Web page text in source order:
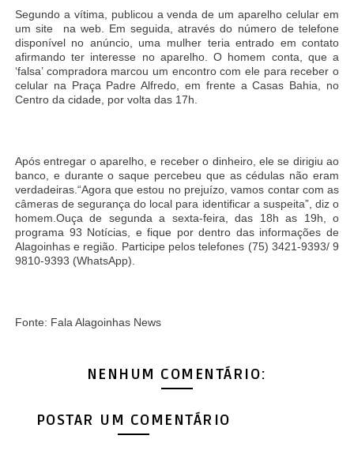
Segundo a vítima, publicou a venda de um aparelho celular em
um site na web. Em seguida, através do número de telefone
disponível no anúncio, uma mulher teria entrado em contato
afirmando ter interesse no aparelho. O homem conta, que a
‘falsa’ compradora marcou um encontro com ele para receber o
celular na Praça Padre Alfredo, em frente a Casas Bahia, no
Centro da cidade, por volta das 17h.
Após entregar o aparelho, e receber o dinheiro, ele se dirigiu ao
banco, e durante o saque percebeu que as cédulas não eram
verdadeiras.“Agora que estou no prejuízo, vamos contar com as
câmeras de segurança do local para identificar a suspeita”, diz o
homem.Ouça de segunda a sexta-feira, das 18h as 19h, o
programa 93 Notícias, e fique por dentro das informações de
Alagoinhas e região. Participe pelos telefones (75) 3421-9393/ 9
9810-9393 (WhatsApp).
Fonte: Fala Alagoinhas News
NENHUM COMENTÁRIO:
POSTAR UM COMENTÁRIO